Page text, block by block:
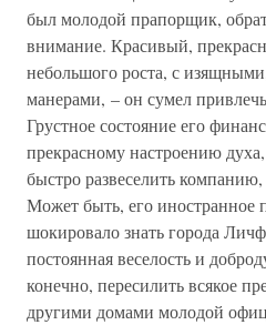
был молодой прапорщик,
внимание. Красивый,
небольшого роста, с
манерами, – он сумел
Грустное состояние его
прекрасному настроению
быстро развеселить
Может быть, его иностранное
шокировало знать города
постоянная веселость и
конечно, пересилить всякое
другими домами молодой